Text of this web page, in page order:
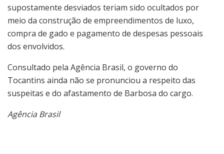
supostamente desviados teriam sido ocultados por
meio da construção de empreendimentos de luxo,
compra de gado e pagamento de despesas pessoais
dos envolvidos.
Consultado pela Agência Brasil, o governo do
Tocantins ainda não se pronunciou a respeito das
suspeitas e do afastamento de Barbosa do cargo.
Agência Brasil